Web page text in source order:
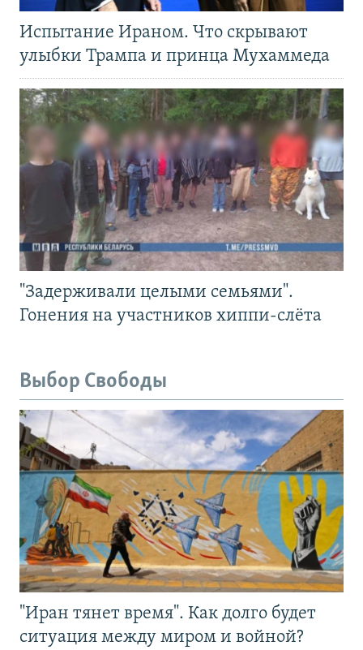
Испытание Ираном. Что скрывают
улыбки Трампа и принца Мухаммеда
"Задерживали целыми семьями".
Гонения на участников хиппи-слёта
Выбор Свободы
"Иран тянет время". Как долго будет
ситуация между миром и войной?